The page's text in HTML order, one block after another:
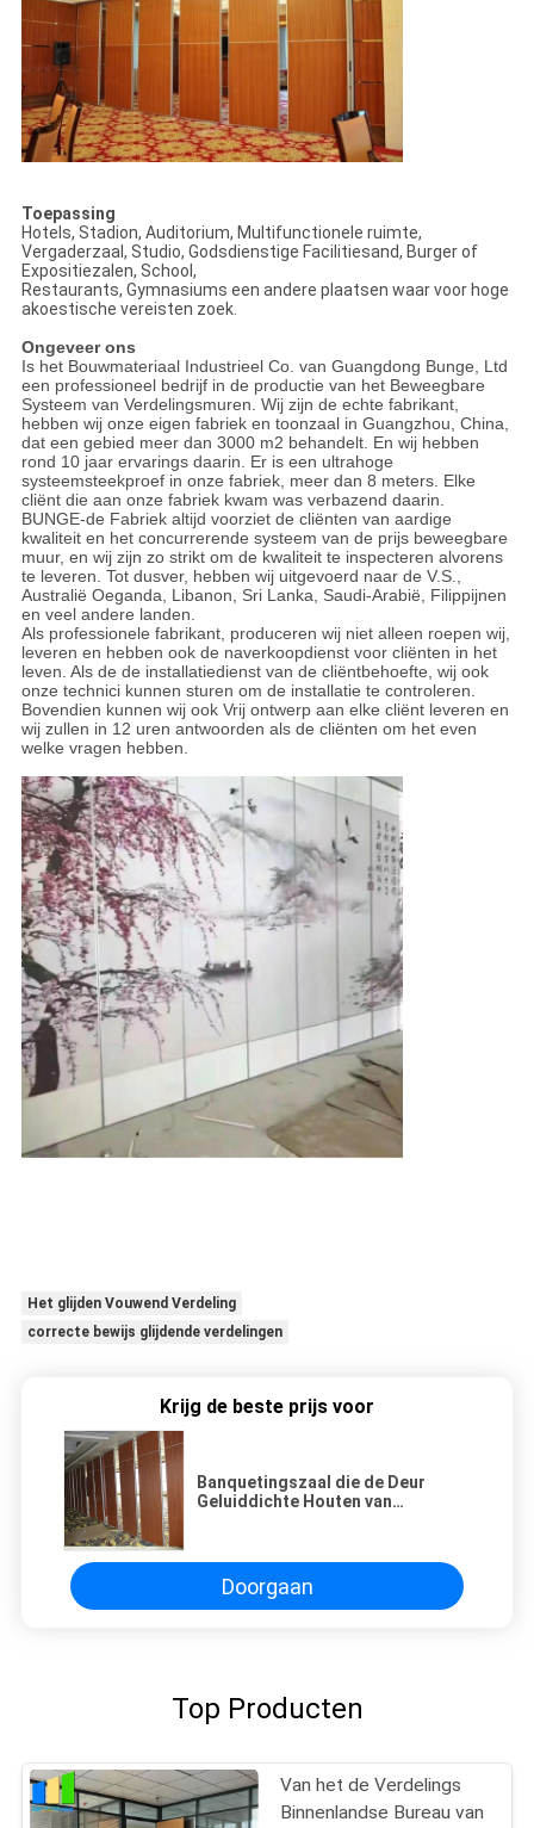
Toepassing
Hotels, Stadion, Auditorium, Multifunctionele ruimte,
Vergaderzaal, Studio, Godsdienstige Facilitiesand, Burger of
Expositiezalen, School,
Restaurants, Gymnasiums een andere plaatsen waar voor hoge
akoestische vereisten zoek.
Ongeveer ons
Is het Bouwmateriaal Industrieel Co. van Guangdong Bunge, Ltd
een professioneel bedrijf in de productie van het Beweegbare
Systeem van Verdelingsmuren. Wij zijn de echte fabrikant,
hebben wij onze eigen fabriek en toonzaal in Guangzhou, China,
dat een gebied meer dan 3000 m2 behandelt. En wij hebben
rond 10 jaar ervarings daarin. Er is een ultrahoge
systeemsteekproef in onze fabriek, meer dan 8 meters. Elke
cliënt die aan onze fabriek kwam was verbazend daarin.
BUNGE-de Fabriek altijd voorziet de cliënten van aardige
kwaliteit en het concurrerende systeem van de prijs beweegbare
muur, en wij zijn zo strikt om de kwaliteit te inspecteren alvorens
te leveren. Tot dusver, hebben wij uitgevoerd naar de V.S.,
Australië Oeganda, Libanon, Sri Lanka, Saudi-Arabië, Filippijnen
en veel andere landen.
Als professionele fabrikant, produceren wij niet alleen roepen wij,
leveren en hebben ook de naverkoopdienst voor cliënten in het
leven. Als de de installatiedienst van de cliëntbehoefte, wij ook
onze technici kunnen sturen om de installatie te controleren.
Bovendien kunnen wij ook Vrij ontwerp aan elke cliënt leveren en
wij zullen in 12 uren antwoorden als de cliënten om het even
welke vragen hebben.
Het glijden Vouwend Verdeling
correcte bewijs glijdende verdelingen
Krijg de beste prijs voor
Banquetingszaal die de Deur
Geluiddichte Houten van
Doorgaan
Top Producten
Van het de Verdelings
Binnenlandse Bureau van